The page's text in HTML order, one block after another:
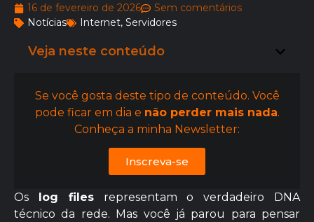
16 de fevereiro de 2026
Sem comentários
Notícias
Internet, Servidores
Veja neste conteúdo
Se você gosta deste tipo de conteúdo. Você
pode ficar em dia e não perder mais nada.
Conheça a minha Newsletter:
Inscreva-se
Os log filesrepresentam o verdadeiro DNA
técnico da rede. Mas você já parou para pensar